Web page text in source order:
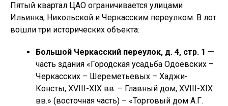
Пятый квартал ЦАО ограничивается улицами
Ильинка, Никольской и Черкасским переулком. В лот
вошли три исторических объекта:
Большой Черкасский переулок, д. 4, стр. 1 —
часть здания «Городская усадьба Одоевских –
Черкасских – Шереметьевых – Хаджи-
Консты, XVIII-XIX вв. – Главный дом, XVIII-XIX
вв.» (восточная часть) – «Торговый дом А.Г.